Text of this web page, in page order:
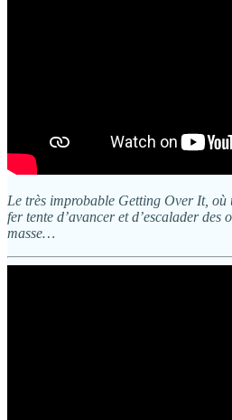
Le très improbable Getting Over It, où
fer tente d’avancer et d’escalader des
masse…